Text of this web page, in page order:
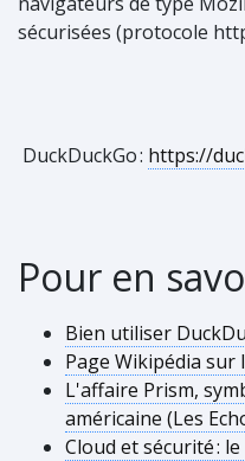
sécurisées (protocole
DuckDuckGo: https://
Pour en
Bien utiliser
Page Wikipédia
L'affaire Prism,
américaine (Les
Cloud et sécurité: